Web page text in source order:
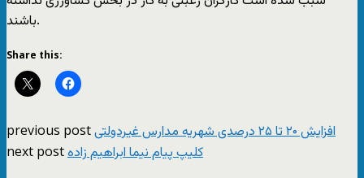
باشند.
Share this:
previous post افزايش ۲۰ تا ۲۵ درصدی شهريه مدارس غيردولتی
next postکلیپ پیام نیما ابراهیم زاده